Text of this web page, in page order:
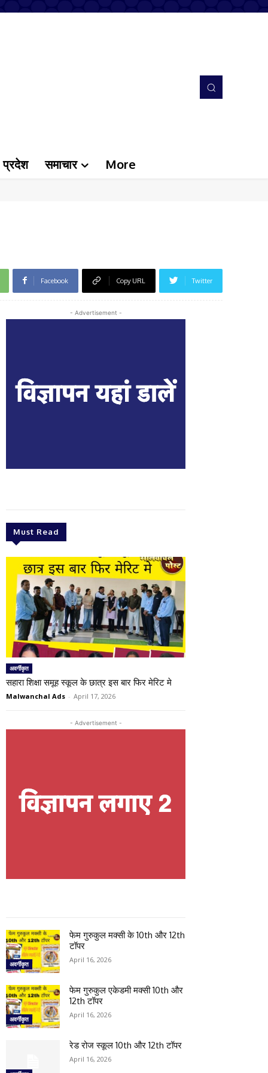
प्रदेश समाचार More
Facebook Copy URL Twitter
- Advertisement -
Must Read
अवर्गीकृत
सहारा शिक्षा समूह स्कूल के छात्र इस बार फिर मेरिट मे
Malwanchal Ads - April 17, 2026
- Advertisement -
अवर्गीकृत
फेम गुरुकुल मक्सी के 10th और 12th
टॉपर
April 16, 2026
अवर्गीकृत
फेम गुरुकुल एकेडमी मक्सी 10th और
12th टॉपर
April 16, 2026
रेड रोज स्कूल 10th और 12th टॉपर
April 16, 2026